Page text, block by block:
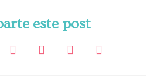
este post